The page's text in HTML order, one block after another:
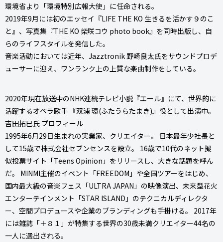
環境省より「環境特別広報大使」に任命される。
2019年9月には初のエッセイ『LIFE THE KO 生きるを活かす９のこ
と』、写真集『THE KO 柴咲コウ photo book』を同時出版し、自
らのライフスタイルを発信した。
音楽活動においては近年、Jazztronik 野崎良太氏をサウンドプロデ
ューサーに迎え、ワンランク上の上質な楽曲制作をしている。
2020年現在放送中のNHK連続テレビ小説『エール』にて、世界的に
活躍するオペラ歌手 『双浦 環(ふたうらたまき)』役として出演中。
吉田拓巳氏 プロフィール
1995年6月29日生まれの実業家、クリエイター。 日本最年少社長と
して15歳で株式会社セブンセンスを設立。 16歳で10代のネット擬
似投票サイト「Teens Opinion」をリリースし、大きな話題を呼ん
だ。 MINMI主催のイベント「FREEDOM」や全国ツアーをはじめ、
国内最大級の音楽フェス「ULTRA JAPAN」の映像演出、未来型花火
エンターテインメント「STAR ISLAND」のテクニカルディレクタ
ー、空間プロデュースや企業のブランディングも手掛ける。 2017年
には雑誌「＋８１」が特集する世界の30歳未満クリエイター44名の
一人に選出される。